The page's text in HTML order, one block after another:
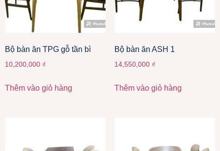
Bộ bàn ăn TPG gỗ tần bì
10,200,000 ₫
Thêm vào giỏ hàng
Bộ bàn ăn ASH 1
14,550,000 ₫
Thêm vào giỏ hàng